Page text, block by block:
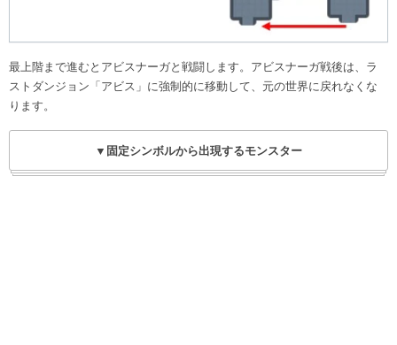
最上階まで進むとアビスナーガと戦闘します。アビスナーガ戦後は、ラ
ストダンジョン「アビス」に強制的に移動して、元の世界に戻れなくな
ります。
▼固定シンボルから出現するモンスター